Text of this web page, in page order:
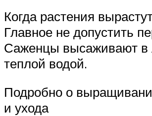
Когда растения
Главное не допустить
Саженцы высаживают в
теплой водой.
Подробно о
и ухода